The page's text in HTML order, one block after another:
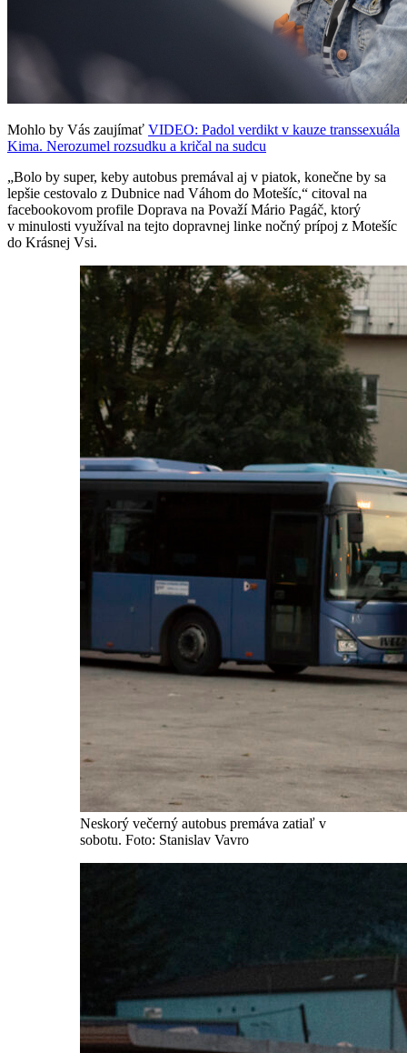
Mohlo by Vás zaujímať VIDEO: Padol verdikt v kauze transsexuála
Kima. Nerozumel rozsudku a kričal na sudcu
„Bolo by super, keby autobus premával aj v piatok, konečne by sa
lepšie cestovalo z Dubnice nad Váhom do Motešíc,“ citoval na
facebookovom profile Doprava na Považí Mário Pagáč, ktorý
v minulosti využíval na tejto dopravnej linke nočný prípoj z Motešíc
do Krásnej Vsi.
Neskorý večerný autobus premáva zatiaľ v
sobotu. Foto: Stanislav Vavro